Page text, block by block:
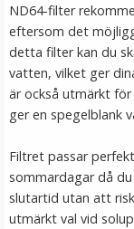
ND64-filter
eftersom det
detta filter kan du
vatten, vilket ger
är också utmärkt
ger en spegelblank
Filtret passar
sommardagar då
slutartid utan att
utmärkt val vid